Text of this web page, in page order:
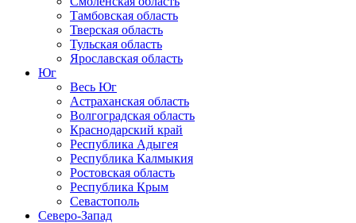
Тамбовская область
Тверская область
Тульская область
Ярославская область
Юг
Весь Юг
Астраханская область
Волгоградская область
Краснодарский край
Республика Адыгея
Республика Калмыкия
Ростовская область
Республика Крым
Севастополь
Северо-Запад